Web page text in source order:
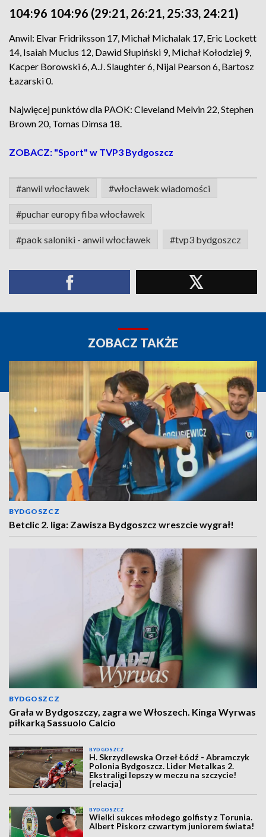
104:96 104:96 (29:21, 26:21, 25:33, 24:21)
Anwil: Elvar Fridriksson 17, Michał Michalak 17, Eric Lockett
14, Isaiah Mucius 12, Dawid Słupiński 9, Michał Kołodziej 9,
Kacper Borowski 6, A.J. Slaughter 6, Nijal Pearson 6, Bartosz
Łazarski 0.
Najwięcej punktów dla PAOK: Cleveland Melvin 22, Stephen
Brown 20, Tomas Dimsa 18.
ZOBACZ: "Sport" w TVP3 Bydgoszcz
#anwil włocławek #włocławek wiadomości
#puchar europy fiba włocławek
#paok saloniki - anwil włocławek #tvp3 bydgoszcz
ZOBACZ TAKŻE
BYDGOSZCZ
Betclic 2. liga: Zawisza Bydgoszcz wreszcie wygrał!
BYDGOSZCZ
Grała w Bydgoszczy, zagra we Włoszech. Kinga Wyrwas
piłkarką Sassuolo Calcio
BYDGOSZCZ
H. Skrzydlewska Orzeł Łódź - Abramczyk
Polonia Bydgoszcz. Lider Metalkas 2.
Ekstraligi lepszy w meczu na szczycie!
[relacja]
BYDGOSZCZ
Wielki sukces młodego golfisty z Torunia.
Albert Piskorz czwartym juniorem świata!